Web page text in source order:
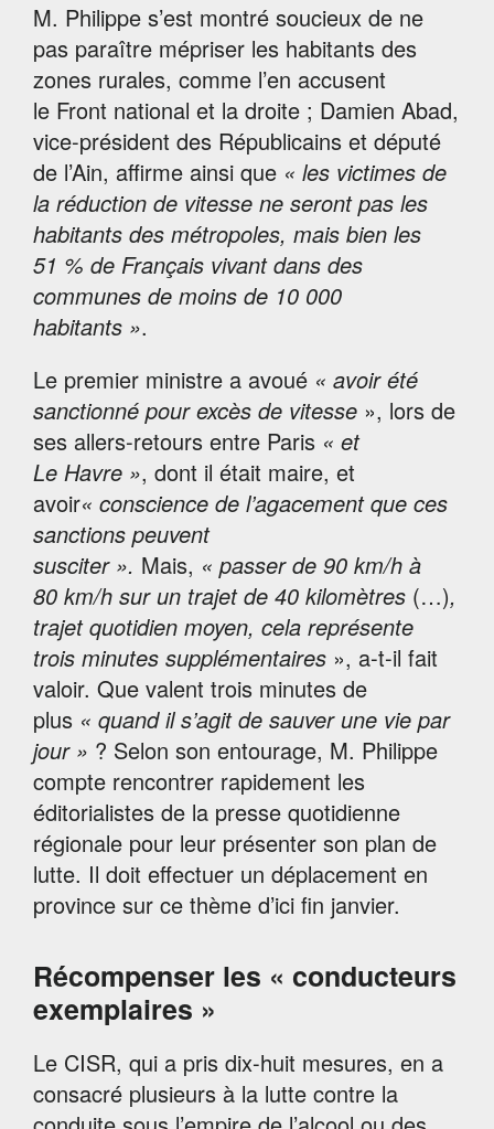
M. Philippe s’est montré soucieux de ne
pas paraître mépriser les habitants des
zones rurales, comme l’en accusent
le Front national et la droite ; Damien Abad,
vice-président des Républicains et député
de l’Ain, affirme ainsi que « les victimes de
la réduction de vitesse ne seront pas les
habitants des métropoles, mais bien les
51 % de Français vivant dans des
communes de moins de 10 000
habitants ».
Le premier ministre a avoué « avoir été
sanctionné pour excès de vitesse », lors de
ses allers-retours entre Paris « et
Le Havre », dont il était maire, et
avoir« conscience de l’agacement que ces
sanctions peuvent
susciter ». Mais, « passer de 90 km/h à
80 km/h sur un trajet de 40 kilomètres (…),
trajet quotidien moyen, cela représente
trois minutes supplémentaires », a-t-il fait
valoir. Que valent trois minutes de
plus « quand il s’agit de sauver une vie par
jour » ? Selon son entourage, M. Philippe
compte rencontrer rapidement les
éditorialistes de la presse quotidienne
régionale pour leur présenter son plan de
lutte. Il doit effectuer un déplacement en
province sur ce thème d’ici fin janvier.
Récompenser les « conducteurs
exemplaires »
Le CISR, qui a pris dix-huit mesures, en a
consacré plusieurs à la lutte contre la